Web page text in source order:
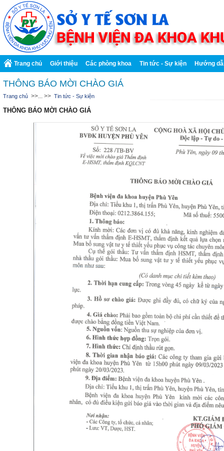
Trang chủ Giới thiệu Các phòng khoa Tin tức - Sự kiện Hướng
THÔNG BÁO MỜI CHÀO GIÁ
Trang chủ >>... >> Tin tức - Sự kiện
THÔNG BÁO MỜI CHÀO GIÁ